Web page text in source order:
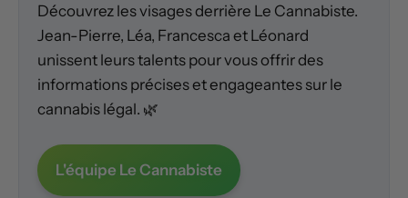
Découvrez les visages derrière Le Cannabiste.
Jean-Pierre, Léa, Francesca et Léonard
unissent leurs talents pour vous offrir des
informations précises et engageantes sur le
cannabis légal. 🌿
L'équipe Le Cannabiste